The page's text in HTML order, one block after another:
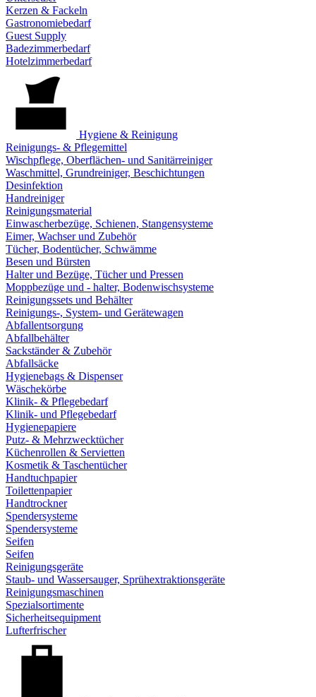
Kerzen & Fackeln
Gastronomiebedarf
Guest Supply
Badezimmerbedarf
Hotelzimmerbedarf
Hygiene & Reinigung
Reinigungs- & Pflegemittel
Wischpflege, Oberflächen- und Sanitärreiniger
Waschmittel, Grundreiniger, Beschichtungen
Desinfektion
Handreiniger
Reinigungsmaterial
Einwascherbezüge, Schienen, Stangensysteme
Eimer, Wachser und Zubehör
Tücher, Bodentücher, Schwämme
Besen und Bürsten
Halter und Bezüge, Tücher und Pressen
Moppbezüge und - halter, Bodenwischsysteme
Reinigungssets und Behälter
Reinigungs-, System- und Gerätewagen
Abfallentsorgung
Abfallbehälter
Sackständer & Zubehör
Abfallsäcke
Hygienebags & Dispenser
Wäschekörbe
Klinik- & Pflegebedarf
Klinik- und Pflegebedarf
Hygienepapiere
Putz- & Mehrzwecktücher
Küchenrollen & Servietten
Kosmetik & Taschentücher
Handtuchpapier
Toilettenpapier
Handtrockner
Spendersysteme
Spendersysteme
Seifen
Seifen
Reinigungsgeräte
Staub- und Wassersauger, Sprühextraktionsgeräte
Reinigungsmaschinen
Spezialsortimente
Sicherheitsequipment
Lufterfrischer